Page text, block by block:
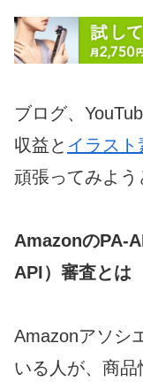
ブログ、
収益と イラスト
頑張ってみよう
AmazonのPA-
API）審査とは
Amazonアソシ
いる人が、商